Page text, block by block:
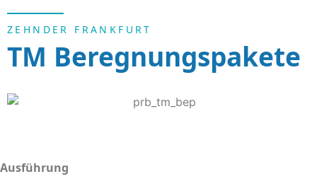
ZEHNDER FRANKFURT
TM Beregnungspakete
Ausführung